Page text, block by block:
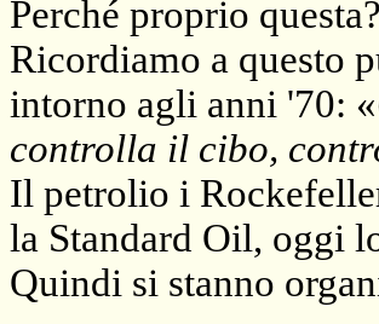
Perché proprio questa?
Ricordiamo a questo
intorno agli anni '70: «
controlla il cibo,
Il petrolio i
la Standard Oil, oggi
Quindi si stanno